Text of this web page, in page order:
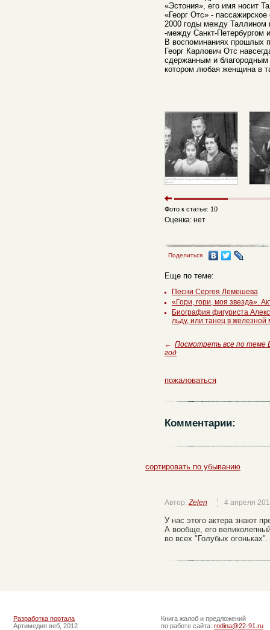
«Эстония», его имя носит
«Георг Отс» -
2000 годы между Таллином
-между Санкт-Петербургом
В воспоминаниях прошлых
Георг Карлович Отс
сдержанным и
котором любая женщина в
Фото к статье: 10
Оценка: нет
Поделиться
Еще по теме:
Песни Сергея Лемешева
«Гори, гори, моя звезда».
Биография фигуриста
льду, или танец в железной
← Посмотреть все по теме
год
пожаловаться
Комментарии:
сортировать по убыванию
Автор:Zelen 4 апреля
У нас этого актера знают
А вообще, его
во всех "Голубых огоньках".
Разработка портала
Артимедия веб, 2012
Книга жалоб и предложений
по работе сайта: rodina@22-91.ru